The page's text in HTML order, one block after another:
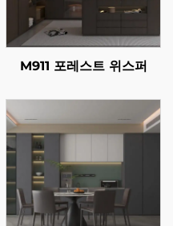
M911 포레스트 위스퍼